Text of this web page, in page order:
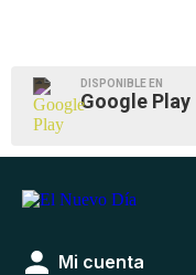
DISPONIBLE EN
Google Play
Mi cuenta